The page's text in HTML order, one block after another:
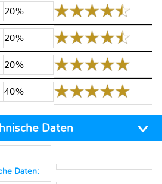
20%
20%
20%
40%
Daten
Daten: